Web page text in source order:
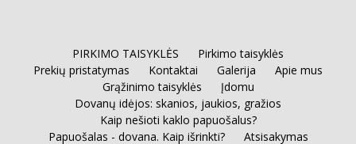
PIRKIMO TAISYKLĖS
Pirkimo taisyklės
Prekių pristatymas
Kontaktai Galerija
Apie mus
Grąžinimo taisyklės
Įdomu
Dovanų idėjos: skanios, jaukios, gražios
Kaip nešioti kaklo papuošalus?
Papuošalas - dovana. Kaip išrinkti?
Atsisakymas